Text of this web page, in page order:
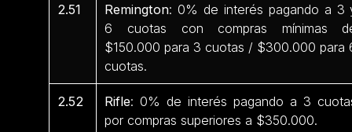
2.51 Remington: 0% de interés pagando a 3
6 cuotas con compras mínimas
$150.000 para 3 cuotas / $300.000 para
cuotas.
2.52 Rifle: 0% de interés pagando a 3
por compras superiores a $350.000.